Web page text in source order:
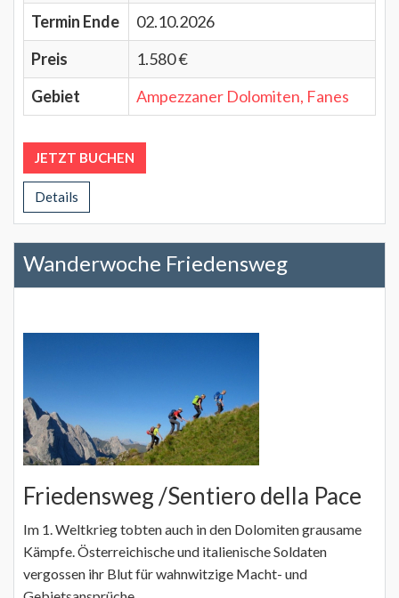
Termin Ende
02.10.2026
Preis
1.580 €
Gebiet
Ampezzaner Dolomiten, Fanes
JETZT BUCHEN
Details
Wanderwoche Friedensweg
Friedensweg /Sentiero della Pace
Im 1. Weltkrieg tobten auch in den Dolomiten grausame
Kämpfe. Österreichische und italienische Soldaten
vergossen ihr Blut für wahnwitzige Macht- und